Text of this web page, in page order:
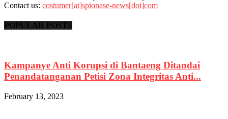
Contact us: costumer[at]spionase-news[dot]com
POPULAR POSTS
Kampanye Anti Korupsi di Bantaeng Ditandai
Penandatanganan Petisi Zona Integritas Anti...
February 13, 2023